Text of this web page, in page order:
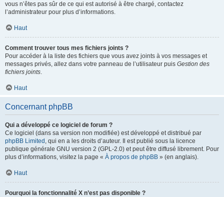
vous n’êtes pas sûr de ce qui est autorisé à être chargé, contactez
l’administrateur pour plus d’informations.
Haut
Comment trouver tous mes fichiers joints ?
Pour accéder à la liste des fichiers que vous avez joints à vos messages et
messages privés, allez dans votre panneau de l’utilisateur puis Gestion des
fichiers joints.
Haut
Concernant phpBB
Qui a développé ce logiciel de forum ?
Ce logiciel (dans sa version non modifiée) est développé et distribué par
phpBB Limited , qui en a les droits d’auteur. Il est publié sous la licence
publique générale GNU version 2 (GPL-2.0) et peut être diffusé librement. Pour
plus d’informations, visitez la page « À propos de phpBB » (en anglais).
Haut
Pourquoi la fonctionnalité X n’est pas disponible ?